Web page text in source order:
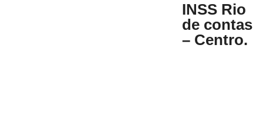
INSS Rio
de contas
– Centro.